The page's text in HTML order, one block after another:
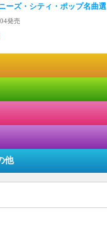
ーズ・シティ・ポップ名曲選
発売
他